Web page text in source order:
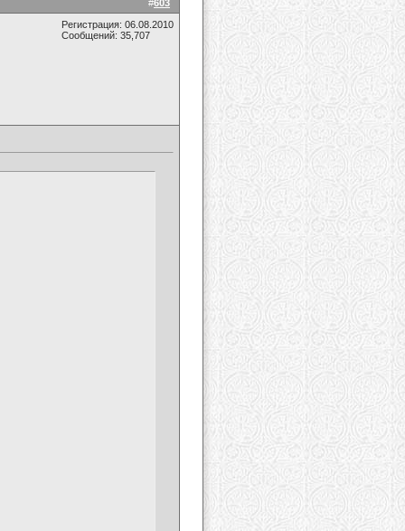
#603
Регистрация: 06.08.2010
Сообщений: 35,707